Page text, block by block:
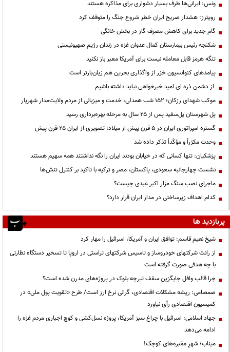
ونس: ایرانی‌ها طرف بسیار دشواری برای مذاکره هستند
رویترز: هشدار صریح ایران خطر شروع جنگ را متوقف کرد
گام جدید برای کاهش مصرف گاز در بخش خانگی
شکنجه رئیس بیمارستان کمال عدوان غزه در زندان رژیم صهیونیستی
تنگه هرمز قابل معامله نیست برای آمریکا معبر باز نکنید
پیامدهای کنوانسیون خزر از واگذاری بحرین هم زیان‌بارتر است
از دشمن ذره ای امید خیرخواهی نباید داشته باشیم
موکب شهدای رزکان؛ ۱۵۲ شب همدلی، خدمت و میزبانی از مردم ولایت‌مدار شهریار
پل شهرستان پل‌سفید پس از ۲۵ سال به مرحله بهره‌برداری رسید
گستره امپراتوری ایران در ۵ قرن پیش از میلاد؛ تصویری از ایران ۲۵ قرن پیش
وحدت مکرّراً و مؤکّداً تذکر داده شد
پزشکیان: تنها کسانی که در خیابان بودند ایران را نگه نداشتند همه سهیم هستند
نشست چهارجانبه سعودی، پاکستان، مصر و ترکیه با تاکید بر کنترل تنش‌ها
ماجرای نصب سنگ مزار اکبر عبدی چیست؟
کدام اهداف زیرساختی در مدار ایران قرار دارد؟
پربازدید ها
شیخ نعیم قاسم: توافق ایران و آمریکا، اسرائیل را مهار کرد
از رانت‌ شرکتهای خودروساز و تاسیس شرکتهای تراستی در اروپا تا تسخیر دستگاه نظارتی
با چه هدفی صورت گرفته است
چرا قالب وافل جایگزین سقف تیرچه بلوک در پروژه‌های مدرن شده است؟
صمصامی: ریشه مشکلات اقتصادی، گرانی نرخ ارز است/ طرح «تقویت پول ملی» در
کمیسیون اقتصادی رأی نیاورد
جهاد اسلامی: اسرائیل با چراغ سبز آمریکا، پروژه نسل‌کشی و کوچ اجباری مردم غزه را
ادامه می‌دهد
میناب؛ شهرِ مقبره‌های کوچک!